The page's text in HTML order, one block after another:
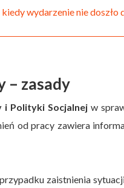
wydarzenie nie doszło
– zasady
i Polityki Socjalnejw
od pracy zawiera
zaistnienia